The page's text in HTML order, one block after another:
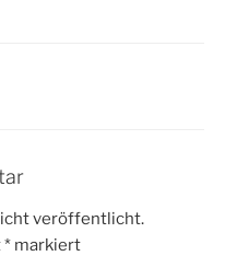
veröffentlicht.
* markiert